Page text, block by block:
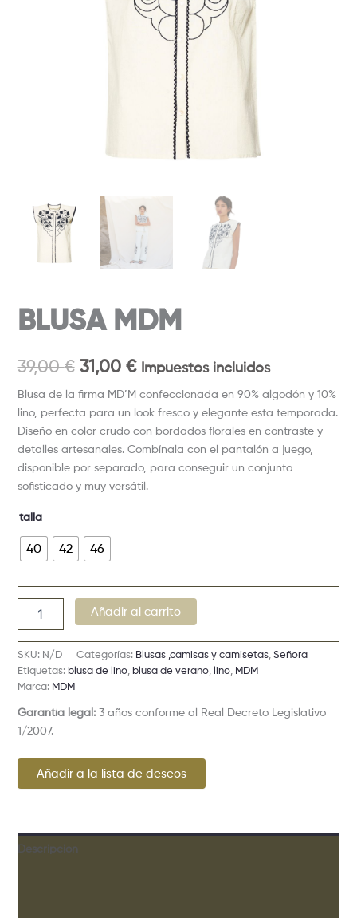
BLUSA MDM
39,00€ 31,00 € Impuestos incluidos
Blusa de la firma MD’Mconfeccionada en 90% algodón y 10%
lino, perfecta para un look fresco y elegante esta temporada.
Diseño en color crudo con bordados florales en contraste y
detalles artesanales. Combínala con el pantalón a juego,
disponible por separado, para conseguir un conjunto
sofisticado y muy versátil.
talla
40 42 46
Añadir al carrito
SKU: N/D Categorías: Blusas ,camisas y camisetas, Señora
Etiquetas: blusa de lino, blusa de verano, lino, MDM
Marca: MDM
Garantía legal:3 años conforme al Real Decreto Legislativo
1/2007.
Añadir a la lista de deseos
Descripción